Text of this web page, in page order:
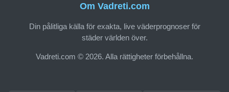
Om Vadreti.com
Din pålitliga källa för exakta, live väderprognoser för
städer världen över.
Vadreti.com © 2026. Alla rättigheter förbehållna.